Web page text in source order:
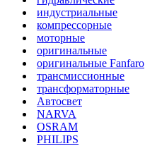
индустриальные
компрессорные
моторные
оригинальные
оригинальные Fanfaro
трансмиссионные
трансформаторные
Автосвет
NARVA
OSRAM
PHILIPS